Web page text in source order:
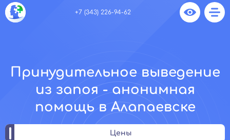
+7 (343) 226-94-62
Принудительное выведение
из запоя - анонимная
помощь в Алапаевске
Цены